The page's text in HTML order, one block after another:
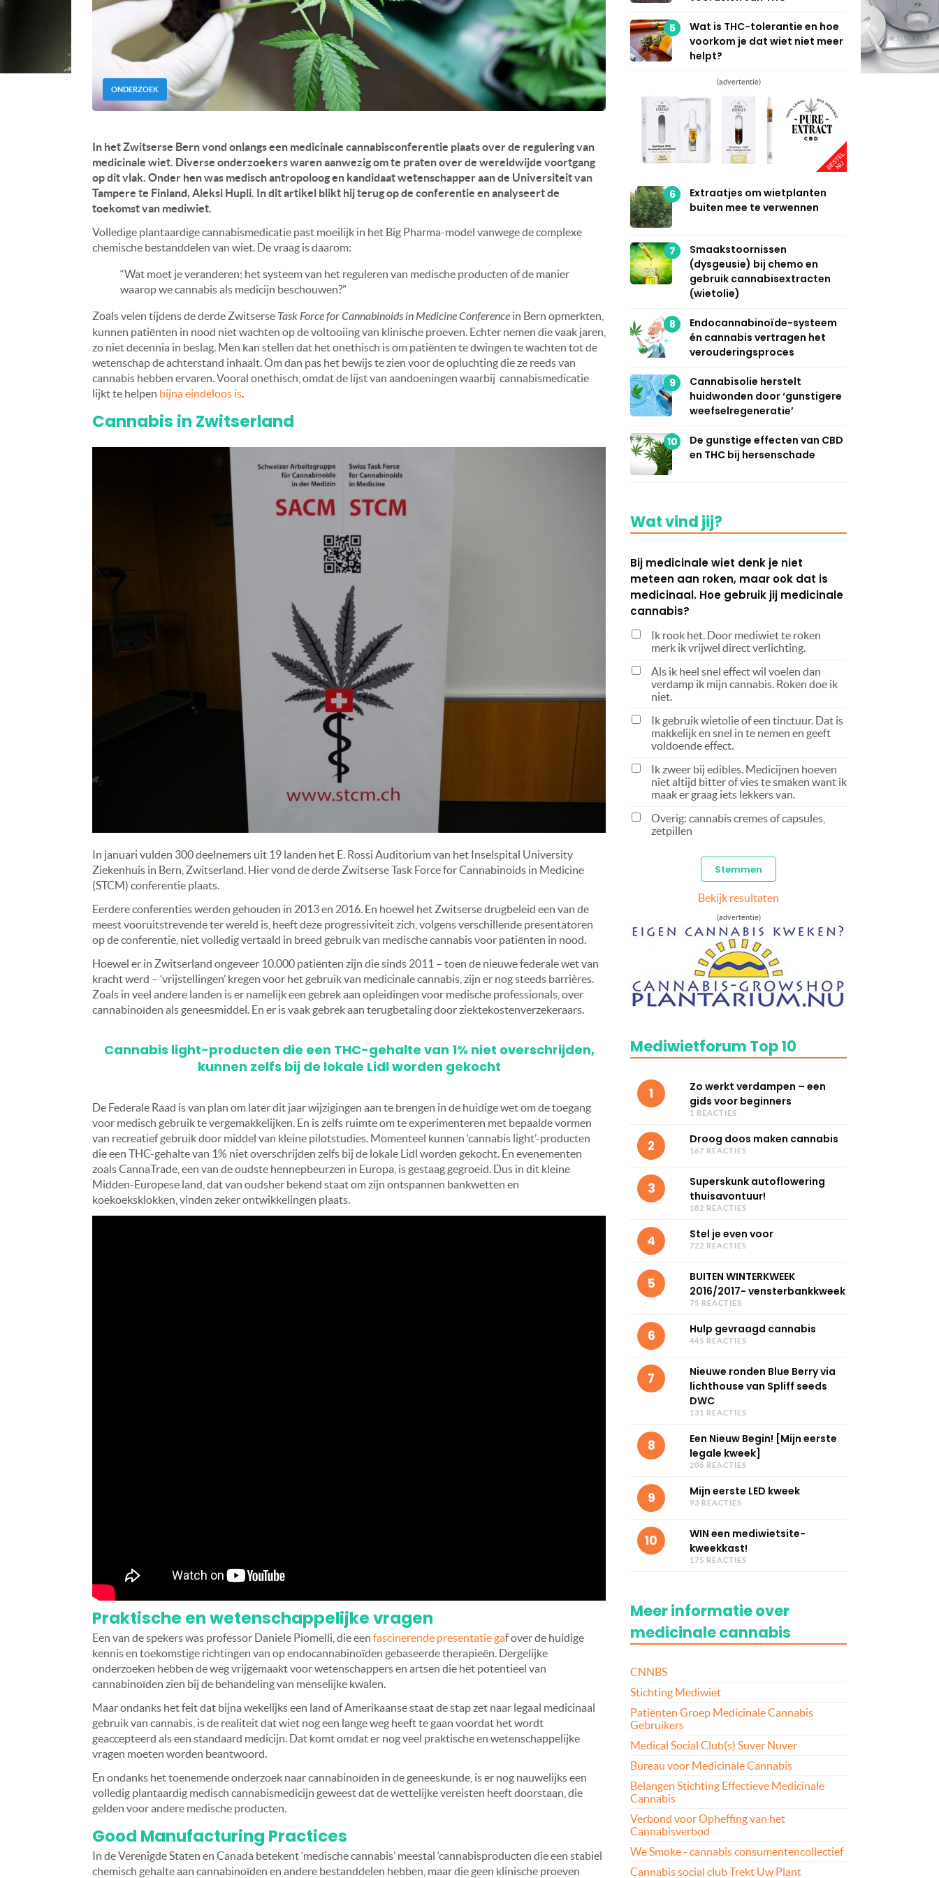
ONDERZOEK
In het Zwitserse Bern vond onlangs een medicinale cannabisconferentie plaats over de regulering van
medicinale wiet. Diverse onderzoekers waren aanwezig om te praten over de wereldwijde voortgang
op dit vlak. Onder hen was medisch antropoloog en kandidaat wetenschapper aan de Universiteit van
Tampere te Finland, Aleksi Hupli. In dit artikel blikt hij terug op de conferentie en analyseert de
toekomst van mediwiet.
Volledige plantaardige cannabismedicatie past moeilijk in het Big Pharma-model vanwege de complexe
chemische bestanddelen van wiet. De vraag is daarom:
“Wat moet je veranderen; het systeem van het reguleren van medische producten of de manier
waarop we cannabis als medicijn beschouwen?”
Zoals velen tijdens de derde Zwitserse Task Force for Cannabinoids in Medicine Conference in Bern opmerkten,
kunnen patiënten in nood niet wachten op de voltooiing van klinische proeven. Echter nemen die vaak jaren,
zo niet decennia in beslag. Men kan stellen dat het onethisch is om patiënten te dwingen te wachten tot de
wetenschap de achterstand inhaalt. Om dan pas het bewijs te zien voor de opluchting die ze reeds van
cannabis hebben ervaren. Vooral onethisch, omdat de lijst van aandoeningen waarbij cannabismedicatie
lijkt te helpen bijna eindeloos is.
Cannabis in Zwitserland
In januari vulden 300 deelnemers uit 19 landen het E. Rossi Auditorium van het Inselspital University
Ziekenhuis in Bern, Zwitserland. Hier vond de derde Zwitserse Task Force for Cannabinoids in Medicine
(STCM) conferentie plaats.
Eerdere conferenties werden gehouden in 2013 en 2016. En hoewel het Zwitserse drugbeleid een van de
meest vooruitstrevende ter wereld is, heeft deze progressiviteit zich, volgens verschillende presentatoren
op de conferentie, niet volledig vertaald in breed gebruik van medische cannabis voor patiënten in nood.
Hoewel er in Zwitserland ongeveer 10.000 patiënten zijn die sinds 2011 – toen de nieuwe federale wet van
kracht werd – ‘vrijstellingen’ kregen voor het gebruik van medicinale cannabis, zijn er nog steeds barrières.
Zoals in veel andere landen is er namelijk een gebrek aan opleidingen voor medische professionals, over
cannabinoïden als geneesmiddel. En er is vaak gebrek aan terugbetaling door ziektekostenverzekeraars.
Cannabis light-producten die een THC-gehalte van 1% niet overschrijden,
kunnen zelfs bij de lokale Lidl worden gekocht
De Federale Raad is van plan om later dit jaar wijzigingen aan te brengen in de huidige wet om de toegang
voor medisch gebruik te vergemakkelijken. En is zelfs ruimte om te experimenteren met bepaalde vormen
van recreatief gebruik door middel van kleine pilotstudies. Momenteel kunnen ‘cannabis light’-producten
die een THC-gehalte van 1% niet overschrijden zelfs bij de lokale Lidl worden gekocht. En evenementen
zoals CannaTrade, een van de oudste hennepbeurzen in Europa, is gestaag gegroeid. Dus in dit kleine
Midden-Europese land, dat van oudsher bekend staat om zijn ontspannen bankwetten en
koekoeksklokken, vinden zeker ontwikkelingen plaats.
Praktische en wetenschappelijke vragen
Een van de spekers was professor Daniele Piomelli, die een fascinerende presentatie gaf over de huidige
kennis en toekomstige richtingen van op endocannabinoïden gebaseerde therapieën. Dergelijke
onderzoeken hebben de weg vrijgemaakt voor wetenschappers en artsen die het potentieel van
cannabinoïden zien bij de behandeling van menselijke kwalen.
Maar ondanks het feit dat bijna wekelijks een land of Amerikaanse staat de stap zet naar legaal medicinaal
gebruik van cannabis, is de realiteit dat wiet nog een lange weg heeft te gaan voordat het wordt
geaccepteerd als een standaard medicijn. Dat komt omdat er nog veel praktische en wetenschappelijke
vragen moeten worden beantwoord.
En ondanks het toenemende onderzoek naar cannabinoïden in de geneeskunde, is er nog nauwelijks een
volledig plantaardig medisch cannabismedicijn geweest dat de wettelijke vereisten heeft doorstaan, die
gelden voor andere medische producten.
Good Manufacturing Practices
In de Verenigde Staten en Canada betekent ‘medische cannabis’ meestal ‘cannabisproducten die een stabiel
chemisch gehalte aan cannabinoïden en andere bestanddelen hebben, maar die geen klinische proeven
5
Wat is THC-tolerantie en hoe
voorkom je dat wiet niet meer
helpt?
(advertentie)
6
Extraatjes om wietplanten
buiten mee te verwennen
7
Smaakstoornissen
(dysgeusie) bij chemo en
gebruik cannabisextracten
(wietolie)
8
Endocannabinoïde-systeem
én cannabis vertragen het
verouderingsproces
9
Cannabisolie herstelt
huidwonden door ‘gunstigere
weefselregeneratie’
10
De gunstige effecten van CBD
en THC bij hersenschade
Wat vind jij?
Bij medicinale wiet denk je niet
meteen aan roken, maar ook dat is
medicinaal. Hoe gebruik jij medicinale
cannabis?
Ik rook het. Door mediwiet te roken
merk ik vrijwel direct verlichting.
Als ik heel snel effect wil voelen dan
verdamp ik mijn cannabis. Roken doe ik
niet.
Ik gebruik wietolie of een tinctuur. Dat is
makkelijk en snel in te nemen en geeft
voldoende effect.
Ik zweer bij edibles. Medicijnen hoeven
niet altijd bitter of vies te smaken want ik
maak er graag iets lekkers van.
Overig: cannabis cremes of capsules,
zetpillen
Bekijk resultaten
(advertentie)
Mediwietforum Top 10
1
Zo werkt verdampen – een
gids voor beginners
1 REACTIES
2 Droog doos maken cannabis
167 REACTIES
3
Superskunk autoflowering
thuisavontuur!
182 REACTIES
4 Stel je even voor
722 REACTIES
5
BUITEN WINTERKWEEK
2016/2017- vensterbankkweek
75 REACTIES
6 Hulp gevraagd cannabis
445 REACTIES
7
Nieuwe ronden Blue Berry via
lichthouse van Spliff seeds
DWC
131 REACTIES
8
Een Nieuw Begin! [Mijn eerste
legale kweek]
206 REACTIES
9 Mijn eerste LED kweek
93 REACTIES
10
WIN een mediwietsite-
kweekkast!
175 REACTIES
Meer informatie over
medicinale cannabis
CNNBS
Stichting Mediwiet
Patiënten Groep Medicinale Cannabis
Gebruikers
Medical Social Club(s) Suver Nuver
Bureau voor Medicinale Cannabis
Belangen Stichting Effectieve Medicinale
Cannabis
Verbond voor Opheffing van het
Cannabisverbod
We Smoke - cannabis consumentencollectief
Cannabis social club Trekt Uw Plant